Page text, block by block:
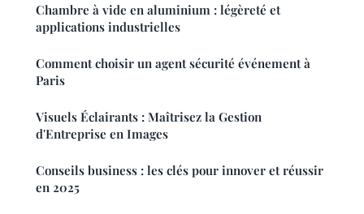
Chambre à vide en aluminium : légèreté et
applications industrielles
Comment choisir un agent sécurité événement à
Paris
Visuels Éclairants : Maîtrisez la Gestion
d'Entreprise en Images
Conseils business : les clés pour innover et réussir
en 2025